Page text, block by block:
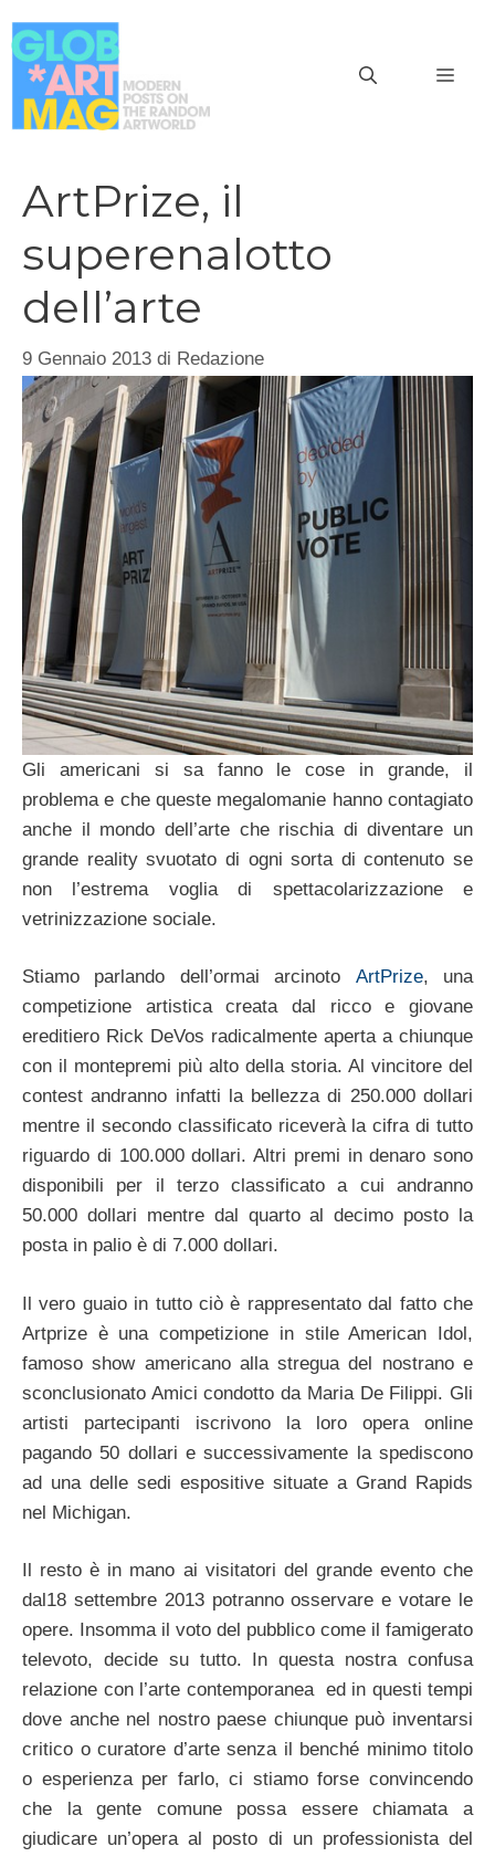
al
contenuto
ArtPrize, il
superenalotto
dell’arte
9 Gennaio 2013 di Redazione
Gli americani si sa fanno le cose in grande, il
problema e che queste megalomanie hanno contagiato
anche il mondo dell’arte che rischia di diventare un
grande reality svuotato di ogni sorta di contenuto se
non l’estrema voglia di spettacolarizzazione e
vetrinizzazione sociale.
Stiamo parlando dell’ormai arcinoto ArtPrize, una
competizione artistica creata dal ricco e giovane
ereditiero Rick DeVos radicalmente aperta a chiunque
con il montepremi più alto della storia. Al vincitore del
contest andranno infatti la bellezza di 250.000 dollari
mentre il secondo classificato riceverà la cifra di tutto
riguardo di 100.000 dollari. Altri premi in denaro sono
disponibili per il terzo classificato a cui andranno
50.000 dollari mentre dal quarto al decimo posto la
posta in palio è di 7.000 dollari.
Il vero guaio in tutto ciò è rappresentato dal fatto che
Artprize è una competizione in stile American Idol,
famoso show americano alla stregua del nostrano e
sconclusionato Amici condotto da Maria De Filippi. Gli
artisti partecipanti iscrivono la loro opera online
pagando 50 dollari e successivamente la spediscono
ad una delle sedi espositive situate a Grand Rapids
nel Michigan.
Il resto è in mano ai visitatori del grande evento che
dal18 settembre 2013 potranno osservare e votare le
opere. Insomma il voto del pubblico come il famigerato
televoto, decide su tutto. In questa nostra confusa
relazione con l’arte contemporanea ed in questi tempi
dove anche nel nostro paese chiunque può inventarsi
critico o curatore d’arte senza il benché minimo titolo
o esperienza per farlo, ci stiamo forse convincendo
che la gente comune possa essere chiamata a
giudicare un’opera al posto di un professionista del